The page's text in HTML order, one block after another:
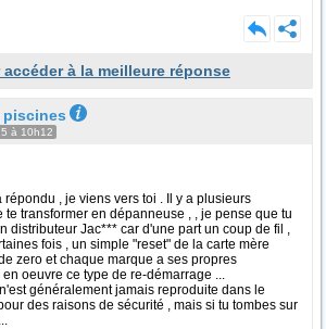
à la meilleure réponse
piscines
à 10h12
, je viens vers toi . Il y a plusieurs
te transformer en dépanneuse , , je pense que tu
distributeur Jac*** car d'une part un coup de fil ,
fois , un simple "reset" de la carte mère
zero et chaque marque a ses propres
oeuvre ce type de re-démarrage ...
généralement jamais reproduite dans le
des raisons de sécurité , mais si tu tombes sur